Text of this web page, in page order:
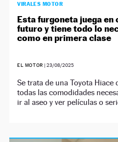
VIRALES MOTOR
Esta furgoneta juega en
futuro y tiene todo lo
como en primera clase
EL MOTOR | 23/08/2025
Se trata de una Toyota
todas las comodidades
ir al aseo y ver películas o